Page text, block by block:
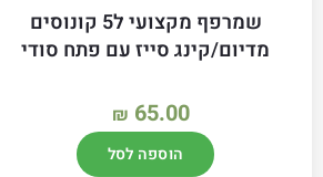
שמרפף מקצועי ל5 קונוסים
מדיום/קינג סייז עם פתח סודי
₪ 65.00
הוספה לסל